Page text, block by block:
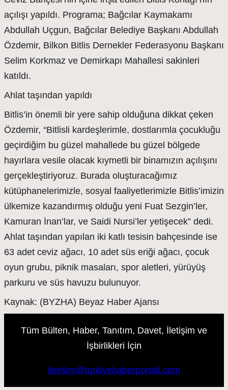
açılışı yapıldı. Programa; Bağcılar Kaymakamı
Abdullah Uçgun, Bağcılar Belediye Başkanı Abdullah
Özdemir, Bilkon Bitlis Dernekler Federasyonu Başkanı
Selim Korkmaz ve Demirkapı Mahallesi sakinleri
katıldı.
Ahlat taşından yapıldı
Bitlis’in önemli bir yere sahip olduğuna dikkat çeken
Özdemir, “Bitlisli kardeşlerimle, dostlarımla çocukluğu
geçirdiğim bu güzel mahallede bu güzel bölgede
hayırlara vesile olacak kıymetli bir binamızın açılışını
gerçekleştiriyoruz. Burada oluşturacağımız
kütüphanelerimizle, sosyal faaliyetlerimizle Bitlis’imizin
ülkemize kazandırmış olduğu yeni Fuat Sezgin’ler,
Kamuran İnan’lar, ve Saidi Nursi’ler yetişecek” dedi.
Ahlat taşından yapılan iki katlı tesisin bahçesinde ise
63 adet ceviz ağacı, 10 adet süs eriği ağacı, çocuk
oyun grubu, piknik masaları, spor aletleri, yürüyüş
parkuru ve süs havuzu bulunuyor.
Kaynak: (BYZHA) Beyaz Haber Ajansı
Tüm Bülten, Haber, Tanıtım, Davet, İletişim ve
İşbirlikleri İçin
iletisim@turkiyehaberportali.com